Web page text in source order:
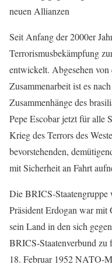
neuen Allianzen
Seit Anfang der 2000er
Terrorismusbekämpfung
entwickelt. Abgesehen von
Zusammenarbeit ist es
Zusammenhänge des
Pepe Escobar jetzt für alle
Krieg des Terrors des
bevorstehenden,
mit Sicherheit an Fahrt
Die BRICS-Staatengruppe
Präsident Erdogan war mit
sein Land in den sich
BRICS-Staatenverbund zu
18. Februar 1952 NATO-